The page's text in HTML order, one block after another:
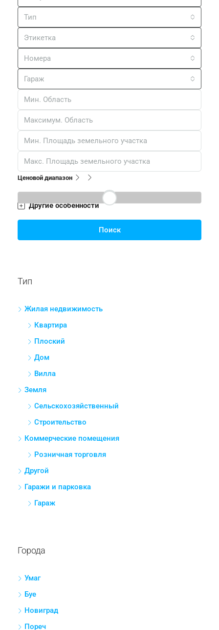
Статус
Тип
Этикетка
Номера
Гараж
Ценовой диапазон
Другие особенности
Поиск
Тип
Жилая недвижимость
Квартира
Плоский
Дом
Вилла
Земля
Сельскохозяйственный
Строительство
Коммерческие помещения
Розничная торговля
Другой
Гаражи и парковка
Гараж
Города
Умаг
Буе
Новиград